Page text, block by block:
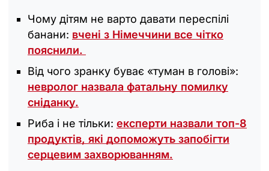
Чому дітям не варто давати переспілі
банани: вчені з Німеччини все чітко
пояснили.
Від чого зранку буває «туман в голові»:
невролог назвала фатальну помилку
сніданку.
Риба і не тільки: експерти назвали топ-8
продуктів, які допоможуть запобігти
серцевим захворюванням.